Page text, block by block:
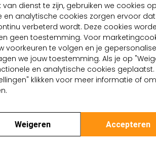
dienst te zijn, gebruiken we cookies op
en analytische cookies zorgen ervoor
verbeterd wordt. Deze cookies
geen toestemming. Voor
voorkeuren te volgen en je
we jouw toestemming. Als je op
en analytische cookies geplaatst.
klikken voor meer informatie of
Weigeren Accepteren
Ontdek de look